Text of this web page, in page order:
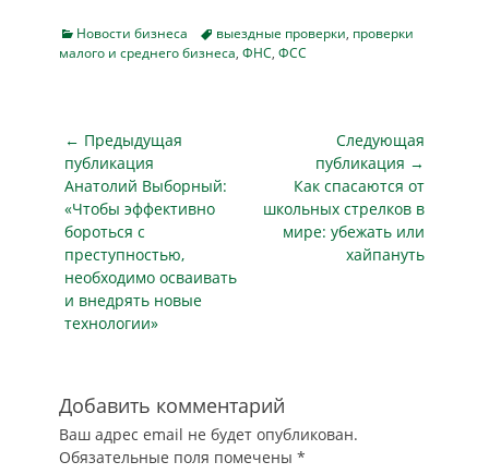
мораторий на
налоговые
Соответствующее
постановление
опубликовано…
проверка
налоговой
заключают
гражданско-
сэкономить на
налогах и
страховых взносах
и при этом
нежеланием вести
кадровую
документацию.
Однако с начала
года участились
проверки
направленные на
выявление
фактических
трудовых…
Categories
Новости бизнеса Tagsвыездные проверки, проверки
малого и среднего бизнеса, ФНС, ФСС
Навигация
по
записям
← Предыдущая
публикация
Предыдущая
публикация
Анатолий Выборный:
«Чтобы эффективно
бороться с
преступностью,
необходимо осваивать
и внедрять новые
технологии»
Следующая
публикация →
Следующая
публикация
Как спасаются от
школьных стрелков в
мире: убежать или
хайпануть
Добавить комментарий
Ваш адрес email не будет опубликован.
Обязательные поля помечены *